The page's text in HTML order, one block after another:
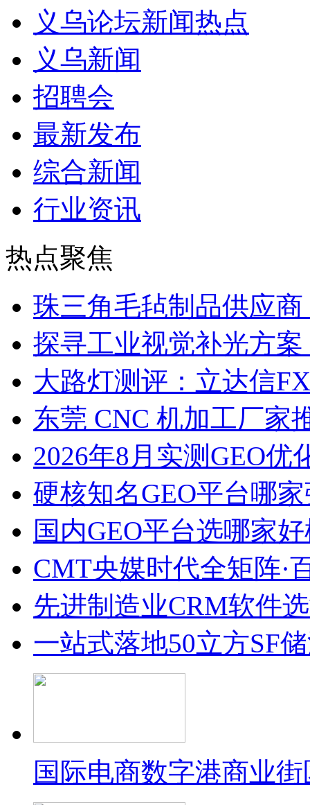
义乌论坛新闻热点
义乌新闻
招聘会
最新发布
综合新闻
行业资讯
热点聚焦
珠三角毛毡制品供应
探寻工业视觉补光方
大路灯测评：立达信
东莞 CNC 机加工厂家
2026年8月实测GEO优
硬核知名GEO平台哪
国内GEO平台选哪家
CMT央媒时代全矩阵·
先进制造业CRM软件
一站式落地50立方SF
国际电商数字港商业